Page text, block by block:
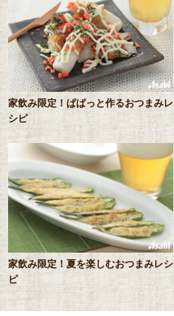
家飲み限定！ぱぱっと作るおつまみレ
シピ
家飲み限定！夏を楽しむおつまみレシ
ピ